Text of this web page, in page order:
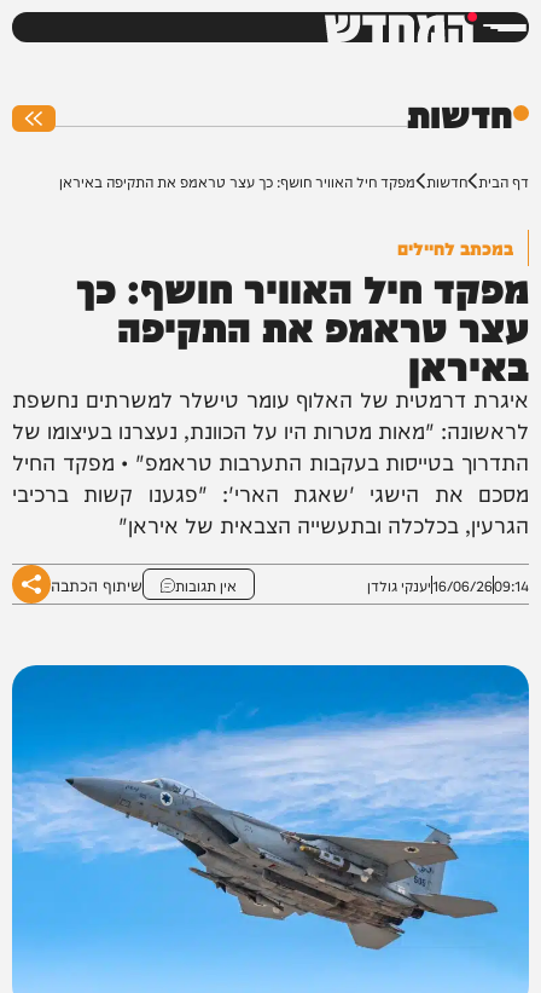
המחדש
חדשות
דף הבית חדשות מפקד חיל האוויר חושף: כך עצר טראמפ את התקיפה באיראן
במכתב לחיילים
מפקד חיל האוויר חושף: כך
עצר טראמפ את התקיפה
באיראן
איגרת דרמטית של האלוף עומר טישלר למשרתים נחשפת
לראשונה: "מאות מטרות היו על הכוונת, נעצרנו בעיצומו של
התדרוך בטייסות בעקבות התערבות טראמפ" • מפקד החיל
מסכם את הישגי 'שאגת הארי': "פגענו קשות ברכיבי
הגרעין, בכלכלה ובתעשייה הצבאית של איראן"
09:14
16/06/26יענקי גולדן אין תגובות שיתוף הכתבה